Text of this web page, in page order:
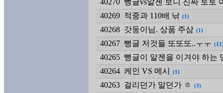
40269 적중과 110배 낚 (1)
40268 갓둥이님. 상품 주삼 (1)
40267 뻥글 저것들 또또또..ㅜㅜ
40265 뻥글이 알젠을 이겨야 하는
40264 케인 VS 메시 (1)
40263 걸리던가 말던가 ㅎ (3)